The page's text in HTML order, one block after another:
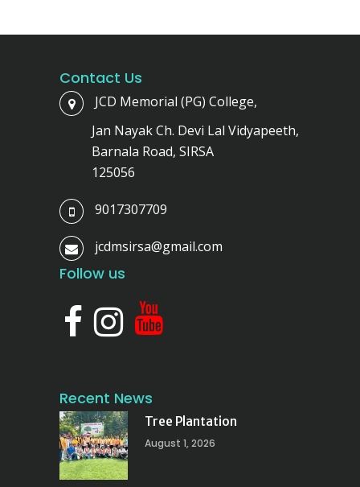
Contact Us
JCD Memorial (PG) College,
Jan Nayak Ch. Devi Lal Vidyapeeth,
Barnala Road, SIRSA
125056
9017307709
jcdmsirsa@gmail.com
Follow us
Recent News
Tree Plantation
August 1, 2026